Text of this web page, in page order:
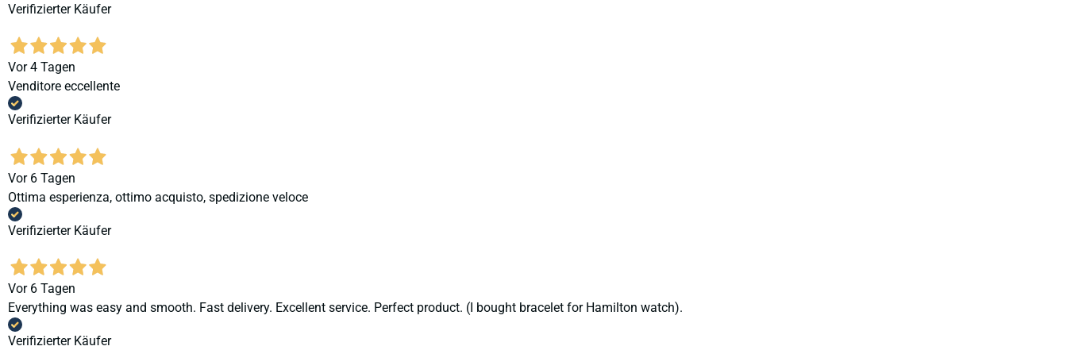
Verifizierter Käufer
Vor 4 Tagen
Venditore eccellente
Verifizierter Käufer
Vor 6 Tagen
Ottima esperienza, ottimo acquisto, spedizione veloce
Verifizierter Käufer
Vor 6 Tagen
Everything was easy and smooth. Fast delivery. Excellent service. Perfect product. (I bought bracelet for Hamilton watch).
Verifizierter Käufer